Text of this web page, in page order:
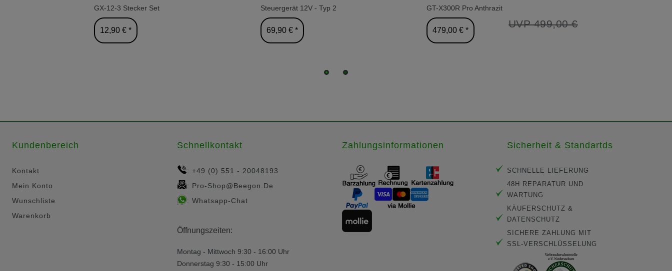
GX-12-3 Stecker Set
12,90 € *
Steuergerät 12V - Typ 2
69,90 € *
GT-X300R Pro Anthrazit
UVP 499,00 €
479,00 € *
Kundenbereich
Kontakt
Mein Konto
Wunschliste
Warenkorb
Schnellkontakt
: +49 (0) 551 - 20048193
: Pro-Shop@beegon.de
: Whatsapp-Chat
Öffnungszeiten:
Montag - Mittwoch 9:30 - 16:00 Uhr
Donnerstag 9:30 - 15:00 Uhr
Zahlungsinformationen Sicherheit & Standartds
SCHNELLE LIEFERUNG
48H REPARATUR UND
WARTUNG
KÄUFERSCHUTZ &
DATENSCHUTZ
SICHERE ZAHLUNG MIT
SSL-VERSCHLÜSSELUNG